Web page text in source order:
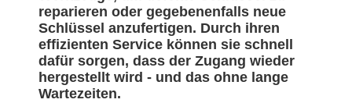
reparieren oder gegebenenfalls neue
Schlüssel anzufertigen. Durch ihren
effizienten Service können sie schnell
dafür sorgen, dass der Zugang wieder
hergestellt wird - und das ohne lange
Wartezeiten.